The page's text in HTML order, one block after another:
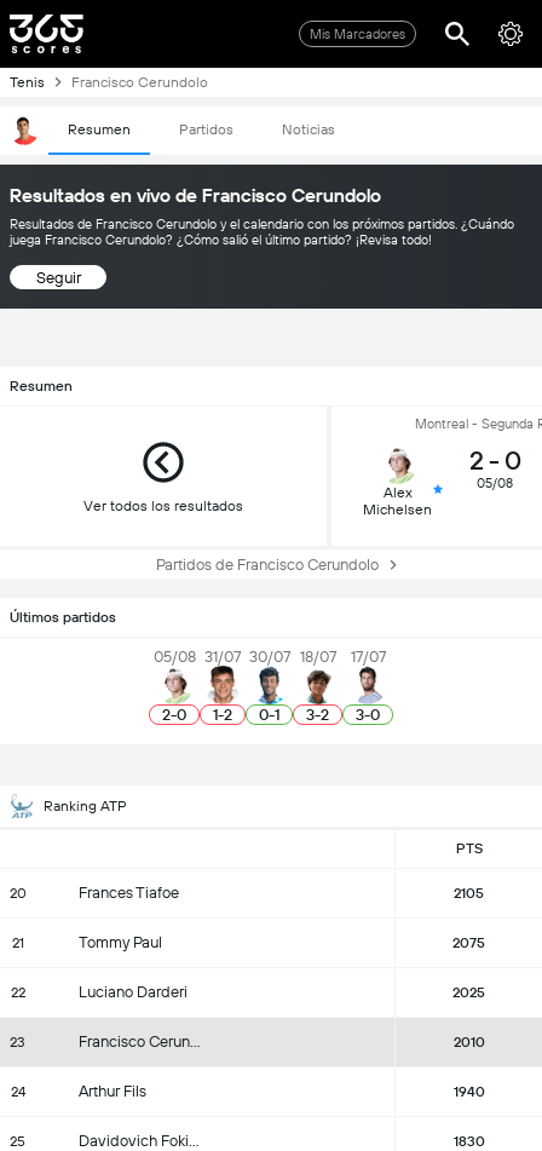
Mis Marcadores
Tenis Francisco Cerundolo
Resumen Partidos Noticias
Resultados en vivo de Francisco Cerundolo
Resultados de Francisco Cerundolo y el calendario con los próximos partidos. ¿Cuándo
juega Francisco Cerundolo? ¿Cómo salió el último partido? ¡Revisa todo!
Seguir
Resumen
Ver todos los resultados
Montreal - Segunda
Alex
Michelsen
2 - 0
05/08
Partidos de Francisco Cerundolo
Últimos partidos
05/08
2-0
31/07
1-2
30/07
0-1
18/07
3-2
17/07
3-0
Ranking ATP
PTS
20 Frances Tiafoe 2105
21 Tommy Paul 2075
22 Luciano Darderi 2025
23 Francisco Cerundolo 2010
24 Arthur Fils 1940
25 Davidovich Fokina 1830